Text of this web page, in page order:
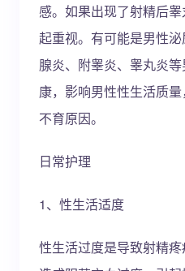
感。如果出现了射精后
起重视。有可能是男性
腺炎、附睾炎、睾丸炎
康，影响男性性生活质
不育原因。
日常护理
1、性生活适度
性生活过度是导致射精